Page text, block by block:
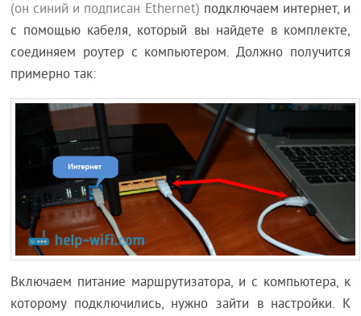
(он синий и подписан Ethernet) подключаем интернет, и
с помощью кабеля, который вы найдете в комплекте,
соединяем роутер с компьютером. Должно получится
примерно так:
Включаем питание маршрутизатора, и с компьютера, к
которому подключились, нужно зайти в настройки. К